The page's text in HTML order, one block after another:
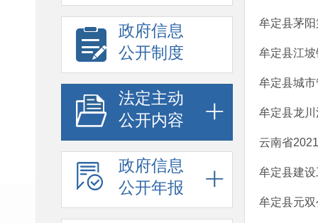
政府信息
公开制度
法定主动
公开内容
政府信息
公开年报
牟定县茅
牟定县江
牟定县城
牟定县龙
云南省
牟定县建
牟定县元